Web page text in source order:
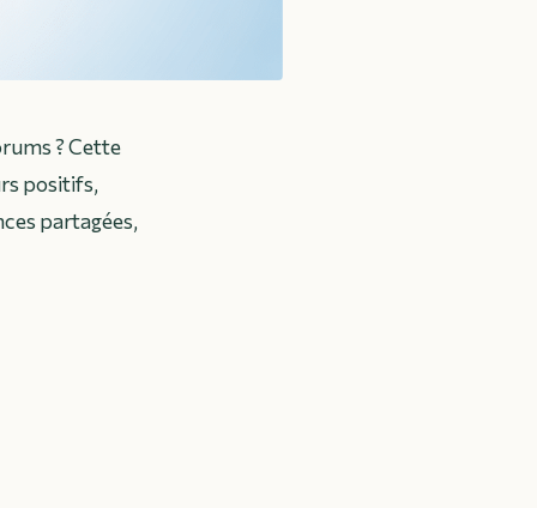
? Cette
positifs,
partagées,